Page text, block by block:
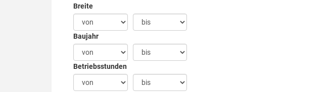
Breite
Baujahr
Betriebsstunden